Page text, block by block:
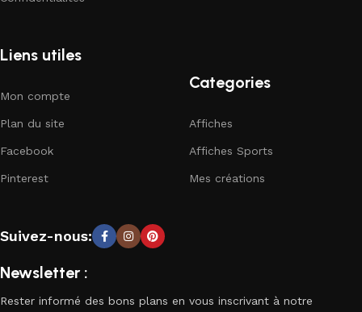
Liens utiles
Mon compte
Plan du site
Facebook
Pinterest
Categories
Affiches
Affiches Sports
Mes créations
Suivez-nous:
Newsletter :
Rester informé des bons plans en vous inscrivant à notre